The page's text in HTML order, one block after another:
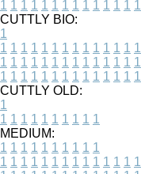
1 1 1 1 1 1 1 1 1 1 1 1 1 1
CUTTLY BIO:
1
1 1 1 1 1 1 1 1 1 1 1 1 1 1
1 1 1 1 1 1 1 1 1 1 1 1 1 1
1 1 1 1 1 1 1 1 1 1 1 1 1 1
CUTTLY OLD:
1
1 1 1 1 1 1 1 1 1 1
MEDIUM:
1 1 1 1 1 1 1 1 1 1
1 1 1 1 1 1 1 1 1 1 1 1 1 1